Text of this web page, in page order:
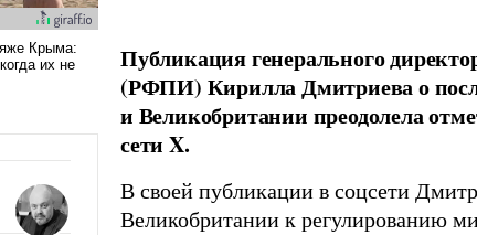
Публикация генерального
(РФПИ) Кирилла Дмитриева о
и Великобритании преодолела
сети X.
В своей публикации в соцсети
Великобритании к регулированию